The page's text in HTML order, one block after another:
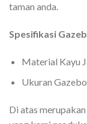
taman anda.
Spesifikasi
Material Kayu
Ukuran
Di atas